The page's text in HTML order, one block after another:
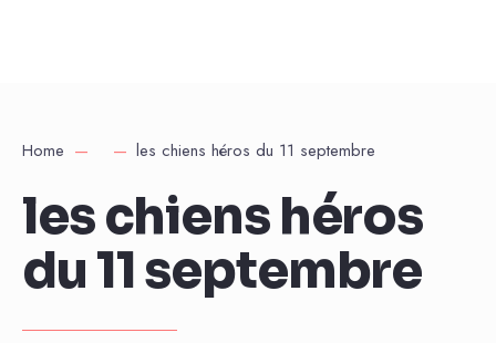
Home les chiens héros du 11 septembre
les chiens héros
du 11 septembre